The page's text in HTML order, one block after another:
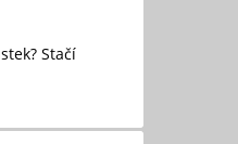
Stačí